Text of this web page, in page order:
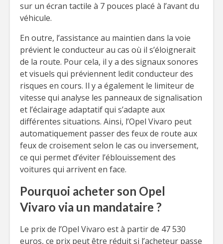
sur un écran tactile à 7 pouces placé à l’avant du
véhicule.
En outre, l’assistance au maintien dans la voie
prévient le conducteur au cas où il s’éloignerait
de la route. Pour cela, il y a des signaux sonores
et visuels qui préviennent ledit conducteur des
risques en cours. Il y a également le limiteur de
vitesse qui analyse les panneaux de signalisation
et l’éclairage adaptatif qui s’adapte aux
différentes situations. Ainsi, l’Opel Vivaro peut
automatiquement passer des feux de route aux
feux de croisement selon le cas ou inversement,
ce qui permet d’éviter l’éblouissement des
voitures qui arrivent en face.
Pourquoi acheter son Opel
Vivaro via un mandataire ?
Le prix de l’Opel Vivaro est à partir de 47 530
euros, ce prix peut être réduit si l’acheteur passe